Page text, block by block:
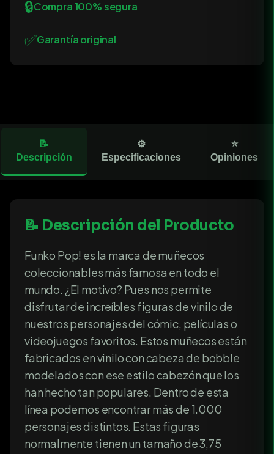
🔒Compra 100% segura
✅Garantía original
📝
Descripción
⚙️
Especificaciones
⭐
Opiniones
📝 Descripción del Producto
Funko Pop! es la marca de muñecos
coleccionables más famosa en todo el
mundo. ¿El motivo? Pues nos permite
disfrutar de increíbles figuras de vinilo de
nuestros personajes del cómic, películas o
videojuegos favoritos. Estos muñecos están
fabricados en vinilo con cabeza de bobble
modelados con ese estilo cabezón que los
han hecho tan populares. Dentro de esta
línea podemos encontrar más de 1.000
personajes distintos. Estas figuras
normalmente tienen un tamaño de 3,75